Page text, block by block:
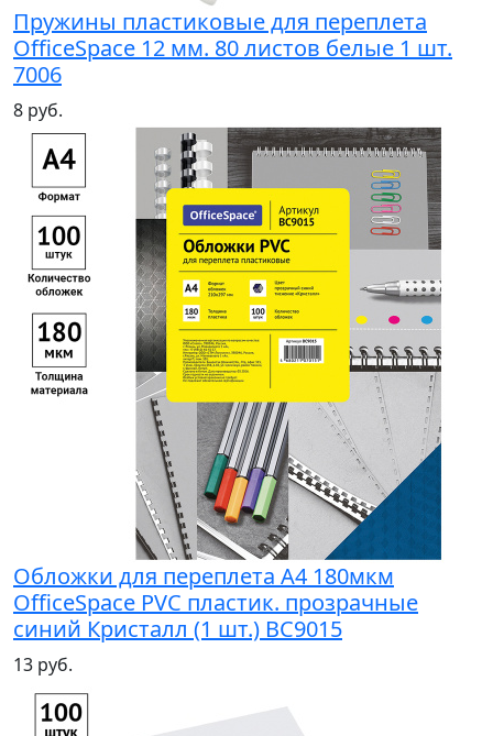
Пружины пластиковые для переплета
OfficeSpace 12 мм. 80 листов белые 1 шт.
7006
8 руб.
Обложки для переплета А4 180мкм
OfficeSpace PVC пластик. прозрачные
синий Кристалл (1 шт.) BC9015
13 руб.